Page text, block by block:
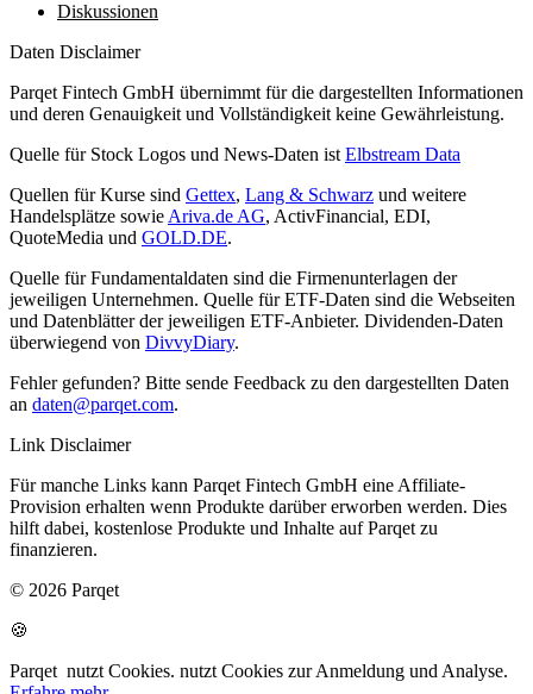
Diskussionen
Daten Disclaimer
Parqet Fintech GmbH übernimmt für die dargestellten Informationen
und deren Genauigkeit und Vollständigkeit keine Gewährleistung.
Quelle für Stock Logos und News-Daten ist Elbstream Data
Quellen für Kurse sind Gettex, Lang & Schwarz und weitere
Handelsplätze sowie Ariva.de AG, ActivFinancial, EDI,
QuoteMedia und GOLD.DE.
Quelle für Fundamentaldaten sind die Firmenunterlagen der
jeweiligen Unternehmen. Quelle für ETF-Daten sind die Webseiten
und Datenblätter der jeweiligen ETF-Anbieter. Dividenden-Daten
überwiegend von DivvyDiary.
Fehler gefunden? Bitte sende Feedback zu den dargestellten Daten
an daten@parqet.com.
Link Disclaimer
Für manche Links kann Parqet Fintech GmbH eine Affiliate-
Provision erhalten wenn Produkte darüber erworben werden. Dies
hilft dabei, kostenlose Produkte und Inhalte auf Parqet zu
finanzieren.
© 2026 Parqet
🍪
Parqet nutzt Cookies. nutzt Cookies zur Anmeldung und Analyse.